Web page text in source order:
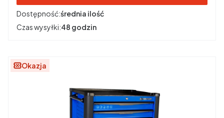
Dostępność:średnia ilość
Czas wysyłki:48 godzin
Okazja